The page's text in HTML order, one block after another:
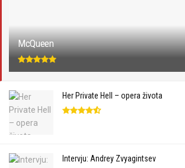
McQueen
Her Private Hell – opera života
Intervju: Andrey Zvyagintsev